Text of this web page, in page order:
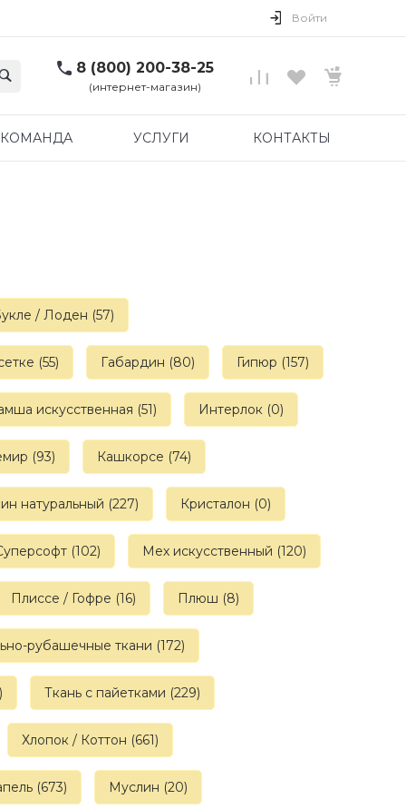
Войти
8 (800) 200-38-25
(интернет-магазин)
КОМАНДА УСЛУГИ КОНТАКТЫ
/ Лоден (57)
(55) Габардин (80) Гипюр (157)
искусственная (51) Интерлок (0)
(93) Кашкорсе (74)
натуральный (227) Кристалон (0)
(102) Мех искусственный (120)
Плиссе / Гофре (16) Плюш (8)
рубашечные ткани (172)
Ткань с пайетками (229)
Хлопок / Коттон (661)
(673) Муслин (20)